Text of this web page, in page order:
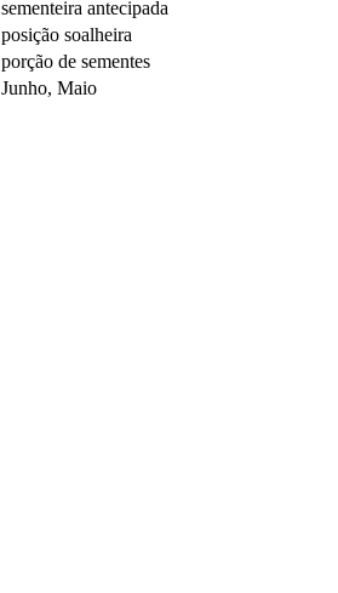
sementeira antecipada
posição soalheira
porção de sementes
Junho, Maio